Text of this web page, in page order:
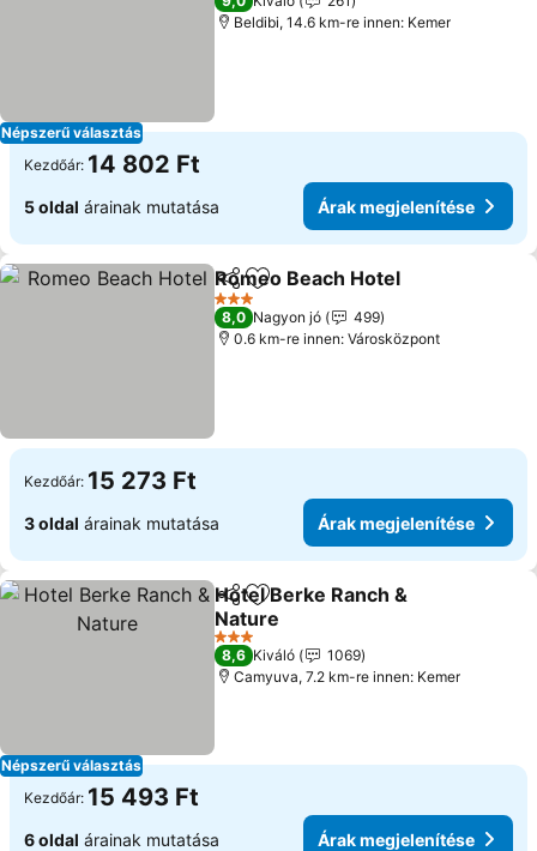
Népszerű választás
Beldibi, 14.6 km-re innen: Kemer
Kezdőár: 14 802 Ft
5 oldal árainak mutatása Árak megjelenítése
Megosztás
Hozzáadás a kedvencekhez
Romeo Beach Hotel
3 Kategória
8,0 Nagyon jó
499
0.6 km-re innen: Városközpont
Kezdőár: 15 273 Ft
3 oldal árainak mutatása Árak megjelenítése
Népszerű választás
Megosztás
Hozzáadás a kedvencekhez
Hotel Berke Ranch &
Nature
Árak megjelenítése
3 Kategória
8,6 Kiváló
1069
Camyuva, 7.2 km-re innen: Kemer
Kezdőár: 15 493 Ft
6 oldal árainak mutatása Árak megjelenítése